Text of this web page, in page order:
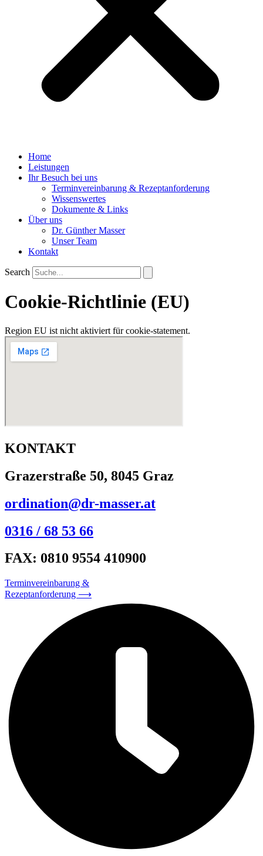
Home
Leistungen
Ihr Besuch bei uns
Terminvereinbarung & Rezeptanforderung
Wissenswertes
Dokumente & Links
Über uns
Dr. Günther Masser
Unser Team
Kontakt
Search
Cookie-Richtlinie (EU)
Region EU ist nicht aktiviert für cookie-statement.
KONTAKT
Grazerstraße 50, 8045 Graz
ordination@dr-masser.at
0316 / 68 53 66
FAX: 0810 9554 410900
Terminvereinbarung &
Rezeptanforderung ⟶